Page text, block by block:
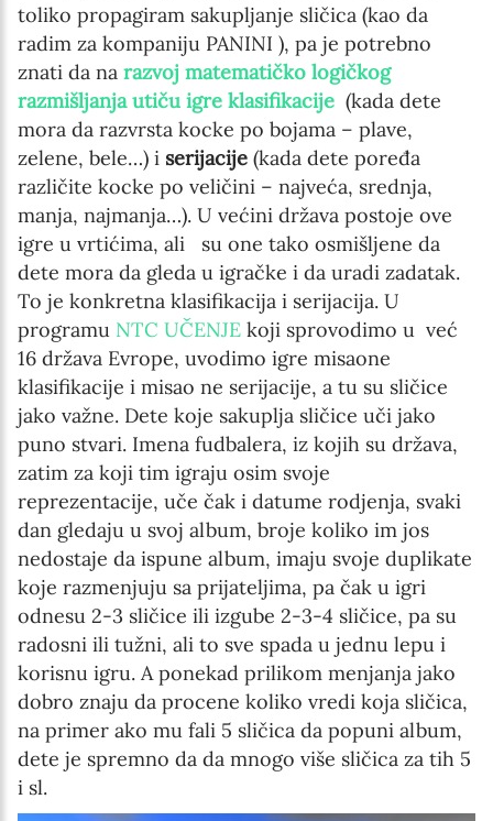
toliko propagiram sakupljanje sličica (kao da
radim za kompaniju PANINI ), pa je potrebno
znati da na razvoj matematičko logičkog
razmišljanja utiču igre klasifikacije (kada dete
mora da razvrsta kocke po bojama – plave,
zelene, bele…) i serijacije (kada dete poređa
različite kocke po veličini – najveća, srednja,
manja, najmanja…). U većini država postoje ove
igre u vrtićima, ali su one tako osmišljene da
dete mora da gleda u igračke i da uradi zadatak.
To je konkretna klasifikacija i serijacija. U
programu NTC UČENJE koji sprovodimo u već
16 država Evrope, uvodimo igre misaone
klasifikacije i misao ne serijacije, a tu su sličice
jako važne. Dete koje sakuplja sličice uči jako
puno stvari. Imena fudbalera, iz kojih su država,
zatim za koji tim igraju osim svoje
reprezentacije, uče čak i datume rodjenja, svaki
dan gledaju u svoj album, broje koliko im jos
nedostaje da ispune album, imaju svoje duplikate
koje razmenjuju sa prijateljima, pa čak u igri
odnesu 2-3 sličice ili izgube 2-3-4 sličice, pa su
radosni ili tužni, ali to sve spada u jednu lepu i
korisnu igru. A ponekad prilikom menjanja jako
dobro znaju da procene koliko vredi koja sličica,
na primer ako mu fali 5 sličica da popuni album,
dete je spremno da da mnogo više sličica za tih 5
i sl.